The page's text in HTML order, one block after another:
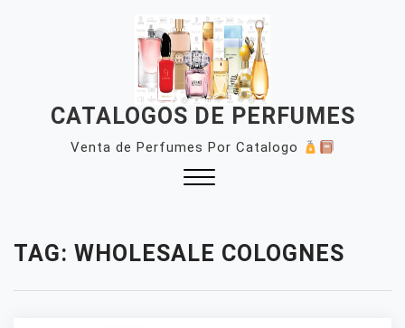
CATALOGOS DE PERFUMES
Venta de Perfumes Por Catalogo
TAG: WHOLESALE COLOGNES